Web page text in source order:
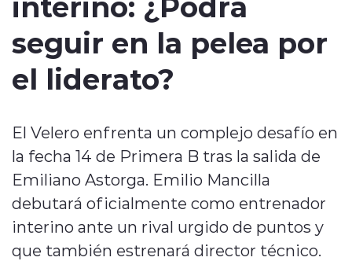
Deportes
Entrevistas
modo claro
seguir en la pelea por
el liderato?
El Velero enfrenta un complejo desafío en
la fecha 14 de Primera B tras la salida de
Emiliano Astorga. Emilio Mancilla
debutará oficialmente como entrenador
interino ante un rival urgido de puntos y
que también estrenará director técnico.